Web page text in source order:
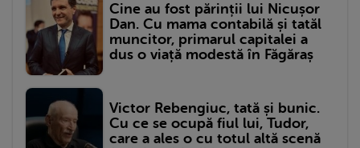
Cine au fost părinții lui Nicușor
Dan. Cu mama contabilă și tatăl
muncitor, primarul capitalei a
dus o viață modestă în Făgăraș
Victor Rebengiuc, tată și bunic.
Cu ce se ocupă fiul lui, Tudor,
care a ales o cu totul altă scenă